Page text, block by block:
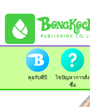
คุยกับพี่บี
ไขปัญหาการสั่ง
ซื้อ